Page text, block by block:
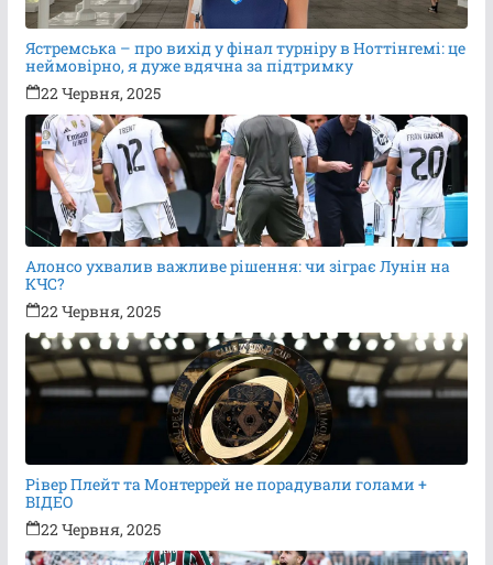
Ястремська – про вихід у фінал турніру в Ноттінгемі: це
неймовірно, я дуже вдячна за підтримку
22 Червня, 2025
Алонсо ухвалив важливе рішення: чи зіграє Лунін на
КЧС?
22 Червня, 2025
Рівер Плейт та Монтеррей не порадували голами +
ВІДЕО
22 Червня, 2025